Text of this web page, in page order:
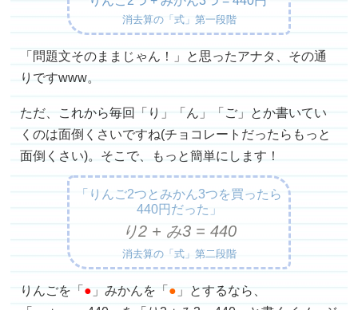
消去算の「式」第一段階
「問題文そのままじゃん！」と思ったアナタ、その通
りですwww。
ただ、これから毎回「り」「ん」「ご」とか書いてい
くのは面倒くさいですね(チョコレートだったらもっと
面倒くさい)。そこで、もっと簡単にします！
「りんご2つとみかん3つを買ったら
440円だった」
り2 + み3 = 440
消去算の「式」第二段階
りんごを「● 」みかんを「● 」とするなら、